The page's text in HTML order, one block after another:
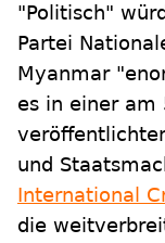
"Politisch"
Partei
Myanmar
es in einer am
und
International
die